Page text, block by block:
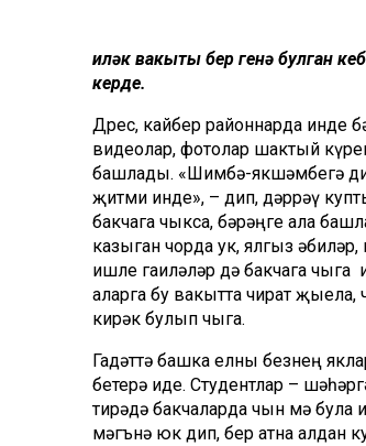
Җиләк вакыты бер генә булган
керде.
Дөрес, кайбер районнарда инде
видеолар, фотолар шактый
башлады. «Шимбә-якшәмбегә дип
җитми инде», – дип, дәррәү
бакчага чыкса, бәрәңге ала
казыган чорда ук, ялгыз
ишле гаиләләр дә бакчага чыга
аларга бу вакытта чират
кирәк булып чыга.
Гадәттә башка елны безнең
бетерә иде. Студентлар –
тирәдә бакчаларда чын өмә
мәгънә юк дип, бер атна алдан